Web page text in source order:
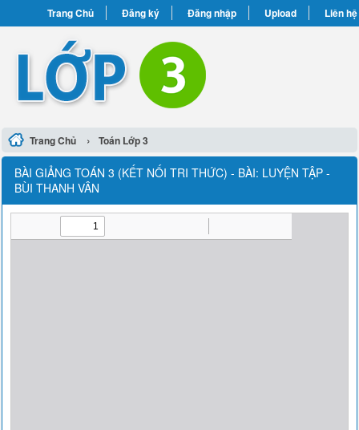
Trang Chủ Đăng ký Đăng nhập Upload Liên hệ
Trang Chủ › Toán Lớp 3
BÀI GIẢNG TOÁN 3 (KẾT NỐI TRI THỨC) - BÀI: LUYỆN TẬP -
BÙI THANH VÂN